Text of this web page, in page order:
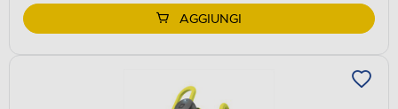
AGGIUNGI